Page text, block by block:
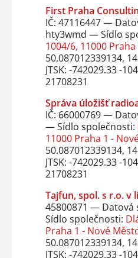
First Praha
IČ: 47116447 —
hty3wmd — Sídlo
1004/6, 11000
50.087012339134,
JTSK: -742029.33 -
21708231
Správa úložišť
IČ: 66000769 —
— Sídlo společnosti:
11000 Praha 1 -
50.087012339134,
JTSK: -742029.33 -
21708231
Tajfun, spol. s r.o. v
45800871 —
Sídlo společnosti:
Praha 1 - Nové
50.087012339134,
JTSK: -742029.33 -